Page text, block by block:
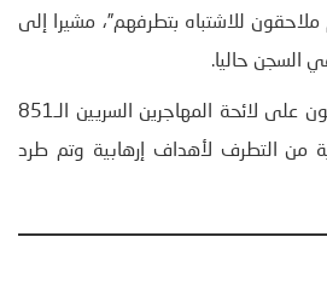
للاشتباه بتطرفهم”، مشيرا إلى
وأشار إلى أن هؤلاء مدرجون على لائحة المهاجرين السريين الـ851
من التطرف لأهداف إرهابية وتم طرد